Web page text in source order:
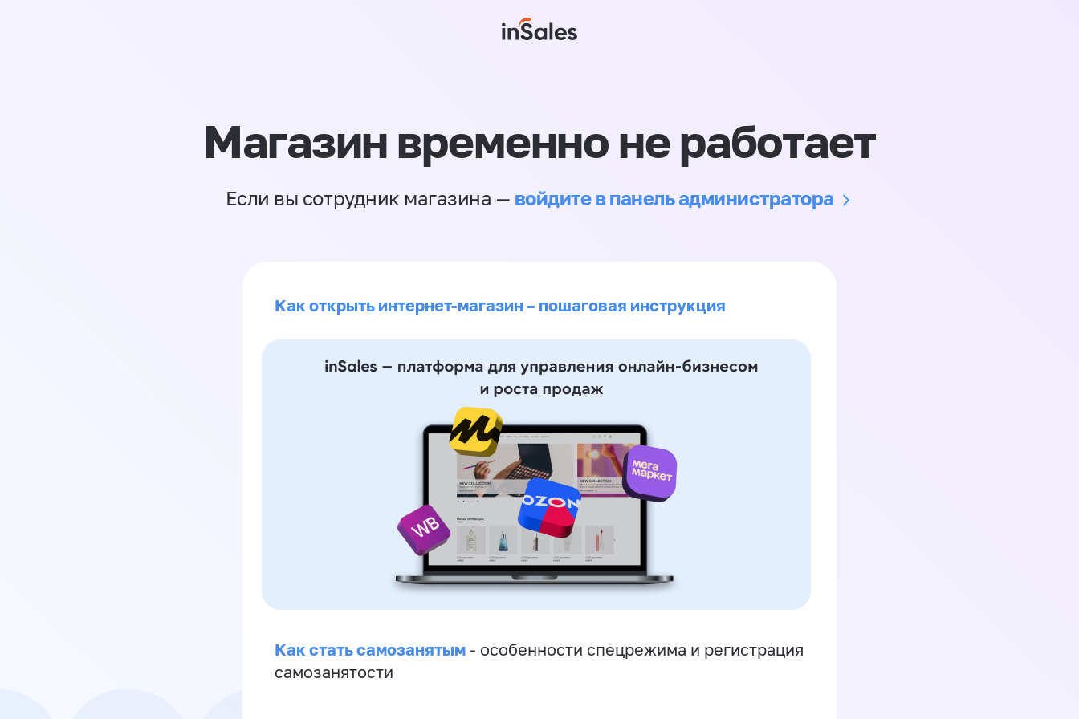
Магазин временно не работает
Если вы сотрудник магазина — войдите в панель администратора
Как открыть интернет-магазин – пошаговая инструкция
Как стать самозанятым - особенности спецрежима и регистрация
самозанятости